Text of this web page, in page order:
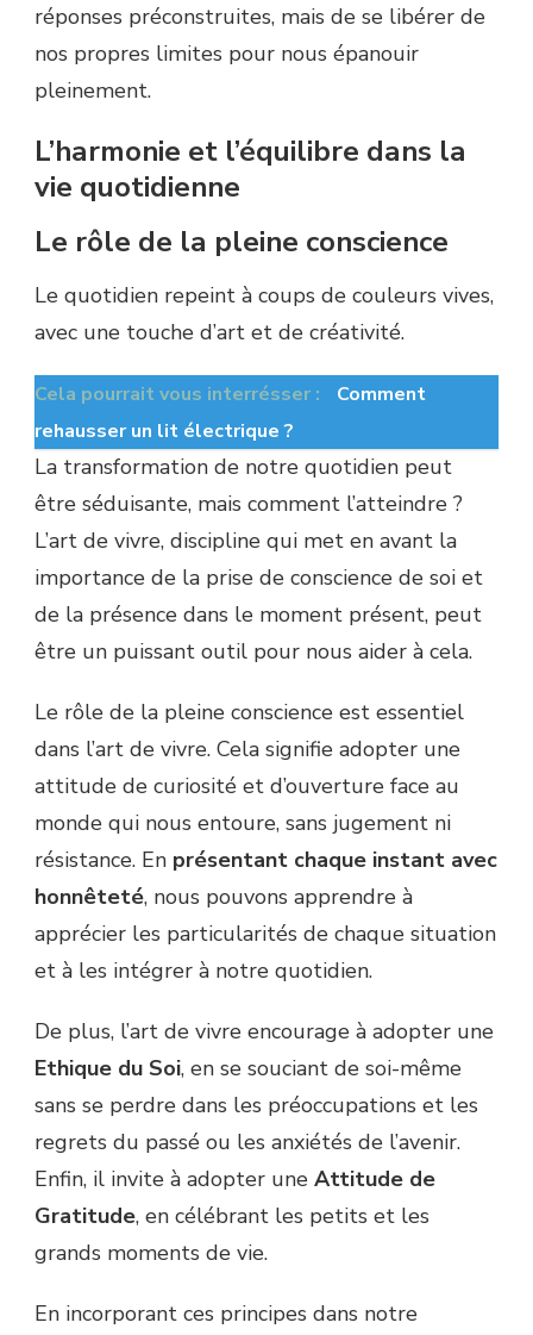
réponses préconstruites, mais de se libérer de
nos propres limites pour nous épanouir
pleinement.
L’harmonie et l’équilibre dans la
vie quotidienne
Le rôle de la pleine conscience
Le quotidien repeint à coups de couleurs vives,
avec une touche d’art et de créativité.
Cela pourrait vous interrésser :
Comment
rehausser un lit électrique ?
La transformation de notre quotidien peut
être séduisante, mais comment l’atteindre ?
L’art de vivre, discipline qui met en avant la
importance de la prise de conscience de soi et
de la présence dans le moment présent, peut
être un puissant outil pour nous aider à cela.
Le rôle de la pleine conscience est essentiel
dans l’art de vivre. Cela signifie adopter une
attitude de curiosité et d’ouverture face au
monde qui nous entoure, sans jugement ni
résistance. En présentant chaque instant avec
honnêteté, nous pouvons apprendre à
apprécier les particularités de chaque situation
et à les intégrer à notre quotidien.
De plus, l’art de vivre encourage à adopter une
Ethique du Soi, en se souciant de soi-même
sans se perdre dans les préoccupations et les
regrets du passé ou les anxiétés de l’avenir.
Enfin, il invite à adopter une Attitude de
Gratitude, en célébrant les petits et les
grands moments de vie.
En incorporant ces principes dans notre